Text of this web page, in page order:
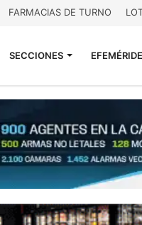
FARMACIAS DE TURNO
SECCIONES